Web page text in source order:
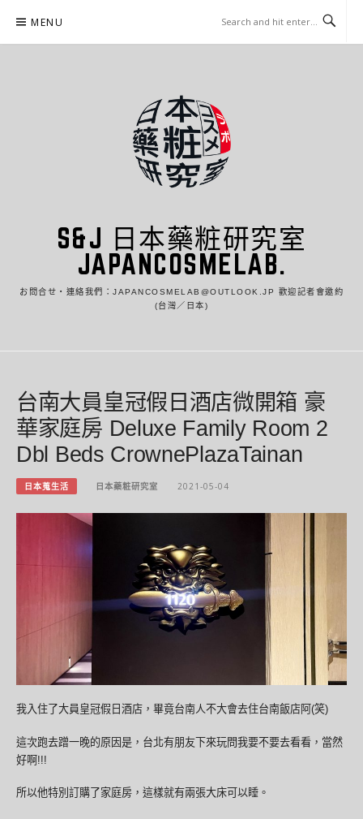
content
MENU
S&J 日本藥粧研究室
JAPANCOSMELAB.
お問合せ・連絡我們：JAPANCOSMELAB@OUTLOOK.JP 歡迎記者會邀約
(台灣／日本)
台南大員皇冠假日酒店微開箱 豪
華家庭房 Deluxe Family Room 2
Dbl Beds CrownePlazaTainan
日本蒐生活 日本藥粧研究室 2021-05-04
我入住了大員皇冠假日酒店，畢竟台南人不大會去住台南飯店阿(笑)
這次跑去蹭一晚的原因是，台北有朋友下來玩問我要不要去看看，當然
好啊!!!
所以他特別訂購了家庭房，這樣就有兩張大床可以睡。